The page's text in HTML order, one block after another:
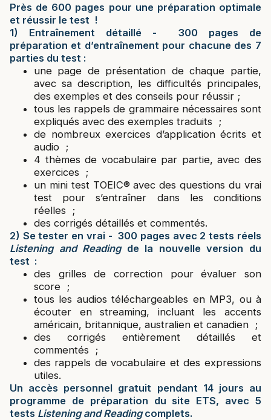
Près de 600 pages pour une préparation optimale
et réussir le test !
1) Entraînement détaillé - 300 pages de
préparation et d’entraînement pour chacune des 7
parties du test :
une page de présentation de chaque partie,
avec sa description, les difficultés principales,
des exemples et des conseils pour réussir ;
tous les rappels de grammaire nécessaires sont
expliqués avec des exemples traduits ;
de nombreux exercices d’application écrits et
audio ;
4 thèmes de vocabulaire par partie, avec des
exercices ;
un mini test TOEIC® avec des questions du vrai
test pour s’entraîner dans les conditions
réelles ;
des corrigés détaillés et commentés.
2) Se tester en vrai -300 pages avec 2 tests réels
Listening and Readingde la nouvelle version du
test :
des grilles de correction pour évaluer son
score ;
tous les audios téléchargeables en MP3, ou à
écouter en streaming, incluant les accents
américain, britannique, australien et canadien ;
des corrigés entièrement détaillés et
commentés ;
des rappels de vocabulaire et des expressions
utiles.
Un accès personnel gratuit pendant 14 jours au
programme de préparation du site ETS, avec 5
tests Listening and Readingcomplets.